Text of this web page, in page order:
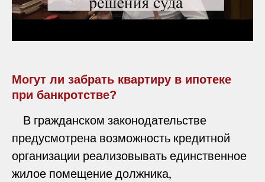
Могут ли забрать квартиру в ипотеке
при банкротстве?
В гражданском законодательстве
предусмотрена возможность кредитной
организации реализовывать единственное
жилое помещение должника,